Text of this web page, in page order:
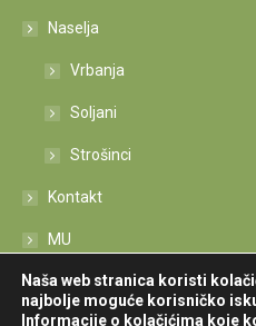
Naselja
Vrbanja
Soljani
Strošinci
Kontakt
MU
Izjava o pristupačnosti
Naša web stranica koristi
najbolje moguće korisničko
Informacije o kolačićima koje